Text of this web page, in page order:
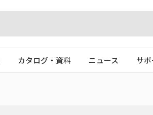
カタログ・資料 ニュース サ